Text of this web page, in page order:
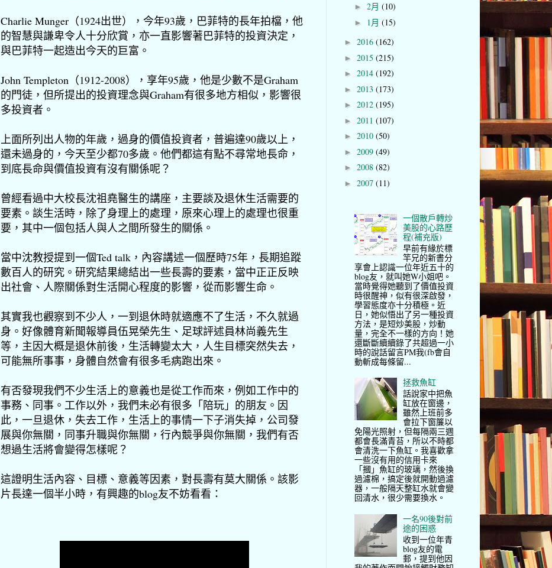
Charlie Munger（1924出世），今年93歲，巴菲特的長年拍檔，他
的智慧與謙卑令人十分欣賞，亦一直影響著巴菲特的投資決定，
與巴菲特一起造出今天的巨富。
John Templeton（1912-2008），享年95歲，他是少數不是Graham
的門徒，但所提出的投資理念與Graham有很多地方相似，影響很
多投資者。
上面所列出人物的年歲，過身的價值投資者，普遍達90歲以上，
還未過身的，今天至少都70多歲。他們都這有點不尋常地長命，
到底長命與價值投資有沒有關係呢？
曾經看過中大校長沈祖堯醫生的講座，主要談及退休生活需要的
要素。談生活時，除了身理上的處理，原來心理上的處理也很重
要，其中一個包括人與人之間所發生的關係。
當中沈教授提到一個Ted talk，內容講述一個歷時75年，長期追蹤
數百人的研究。研究結果總結出一些長壽的要素，當中正正反映
出社會、人際關係對生活開心程度的影響，從而影響生命。
其實我也觀察到不少人，一到退休時就適應不了生活，不久就過
身。好像體育新聞報導員伍晃榮先生、足球評述員林尚義先生
等，主因大概是退休前後，生活轉變太大 ，人生目標突然失去，
可能無所事事，身體自然會有很多毛病跑出來。
有否發現我們不少生活上的意義也是從工作而來，例如工作中的
事務、同事。工作以外，我們未必有很多「陪玩」的朋友。因
此，一旦退休，失去工作，生活上的事情一下子消失掉，公司發
展與你無關，同事升職與你無關，行內競爭與你無關，我們有否
想過生活將會變得怎樣呢？
這證明生活內容、目標、意義等因素，對長壽有莫大關係。該影
片長達一個半小時，有興趣的blog友不妨看看：
► 2月 (10)
► 1月 (15)
► 2016 (162)
► 2015 (215)
► 2014 (192)
► 2013 (173)
► 2012 (195)
► 2011 (107)
► 2010 (50)
► 2009 (49)
► 2008 (82)
► 2007 (11)
一個散戶轉炒
美股的心路歷
程(補充版)
早前有緣於標
竿兄的新書分
享會上認識一位年近五十的
blog友，就叫她W小姐吧。
當時覺得她聽到了價值投資
時很醒神，似有很深啟發，
學習態度亦十分積極。近
日，她似悟出了另一種投資
方法，是短炒美股，炒動
量，完全不一樣的方向！她
還斷斷續續錄了共超過一小
時的說話留言PM我(fb會自
動斬成每條留...
拯救魚缸
話說家中把魚
缸放在窗邊，
雖然上班前多
會拉下窗簾以
免陽光照射，但每隔兩三週
都會長滿青苔，所以不時都
會清洗一下魚缸。我喜歡拿
一些沒有用的信用卡來
「摑」魚缸的玻璃，然後換
過濾棉，搞定後就開動過濾
器，一般隔天整缸水就會變
回清水，很少需要換水。
一名90後對前
途的困惑
收到一位年青
blog友的電
郵，提到他因